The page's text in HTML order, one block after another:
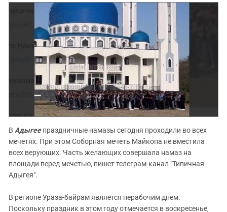
В Адыгеепраздничные намазы сегодня проходили во всех
мечетях. При этом Соборная мечеть Майкопа не вместила
всех верующих. Часть желающих совершала намаз на
площади перед мечетью, пишет телеграм-канал "Типичная
Адыгея".
В регионе Ураза-байрам является нерабочим днем.
Поскольку праздник в этом году отмечается в воскресенье,